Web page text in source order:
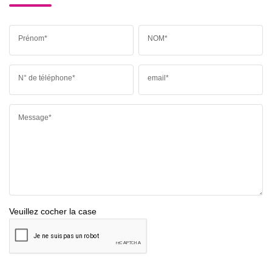
Prénom* NOM*
N° de téléphone* email*
Message*
Veuillez cocher la case